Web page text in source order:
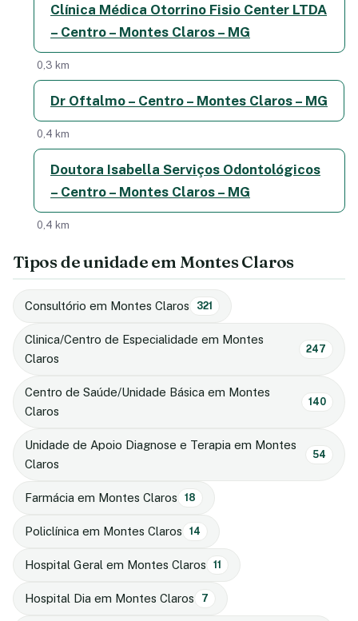
Clínica Médica Otorrino Fisio Center LTDA
– Centro – Montes Claros – MG
0,3 km
Dr Oftalmo – Centro – Montes Claros – MG
0,4 km
Doutora Isabella Serviços Odontológicos
– Centro – Montes Claros – MG
0,4 km
Tipos de unidade em Montes Claros
Consultório em Montes Claros 321
Clinica/Centro de Especialidade em Montes
Claros
247
Centro de Saúde/Unidade Básica em Montes
Claros
140
Unidade de Apoio Diagnose e Terapia em Montes
Claros
54
Farmácia em Montes Claros 18
Policlínica em Montes Claros 14
Hospital Geral em Montes Claros 11
Hospital Dia em Montes Claros 7